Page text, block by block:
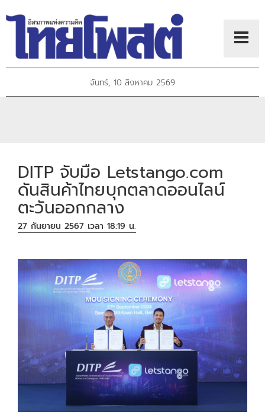
จันทร์, 10 สิงหาคม 2569
DITP จับมือ Letstango.com
ดันสินค้าไทยบุกตลาดออนไลน์
ตะวันออกกลาง
27 กันยายน 2567 เวลา 18:19 น.